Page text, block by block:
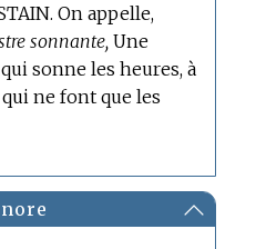
On appelle,
sonnante, Une
sonne les heures, à
ne font que les